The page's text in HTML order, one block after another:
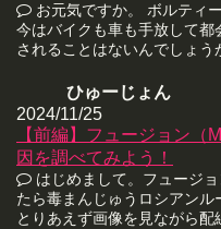
お元気ですか。 ボルティ
今はバイクも車も手放して
されることはないんでしょう
ひゅーじょん
2024/11/25
【前編】フュージョン（
因を調べてみよう！
はじめまして。フュージ
たら毒まんじゅうロシアンル
とりあえず画像を見ながら配